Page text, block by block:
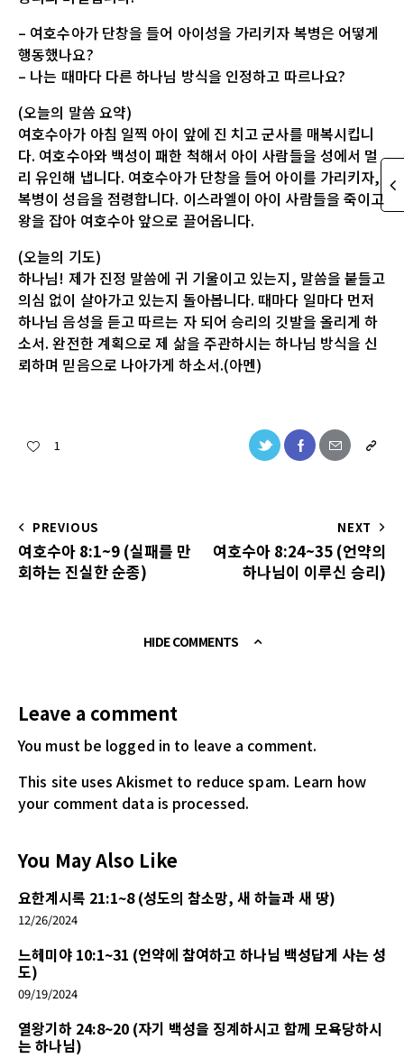
– 여호수아가 단창을 들어 아이성을 가리키자 복병은 어떻게
행동했나요?
– 나는 때마다 다른 하나님 방식을 인정하고 따르나요?
(오늘의 말씀 요약)
여호수아가 아침 일찍 아이 앞에 진 치고 군사를 매복시킵니
다. 여호수아와 백성이 패한 척해서 아이 사람들을 성에서 멀
리 유인해 냅니다. 여호수아가 단창을 들어 아이를 가리키자,
복병이 성읍을 점령합니다. 이스라엘이 아이 사람들을 죽이고
왕을 잡아 여호수아 앞으로 끌어옵니다.
(오늘의 기도)
하나님! 제가 진정 말씀에 귀 기울이고 있는지, 말씀을 붙들고
의심 없이 살아가고 있는지 돌아봅니다. 때마다 일마다 먼저
하나님 음성을 듣고 따르는 자 되어 승리의 깃발을 올리게 하
소서. 완전한 계획으로 제 삶을 주관하시는 하나님 방식을 신
뢰하며 믿음으로 나아가게 하소서.(아멘)
1
PREVIOUS
여호수아 8:1~9 (실패를 만
회하는 진실한 순종)
NEXT
여호수아 8:24~35 (언약의
하나님이 이루신 승리)
HIDE COMMENTS
Leave a comment
You must be logged in to leave a comment.
This site uses Akismet to reduce spam. Learn how
your comment data is processed.
You May Also Like
요한계시록 21:1~8 (성도의 참소망, 새 하늘과 새 땅)
12/26/2024
느헤미야 10:1~31 (언약에 참여하고 하나님 백성답게 사는 성
도)
09/19/2024
열왕기하 24:8~20 (자기 백성을 징계하시고 함께 모욕당하시
는 하나님)